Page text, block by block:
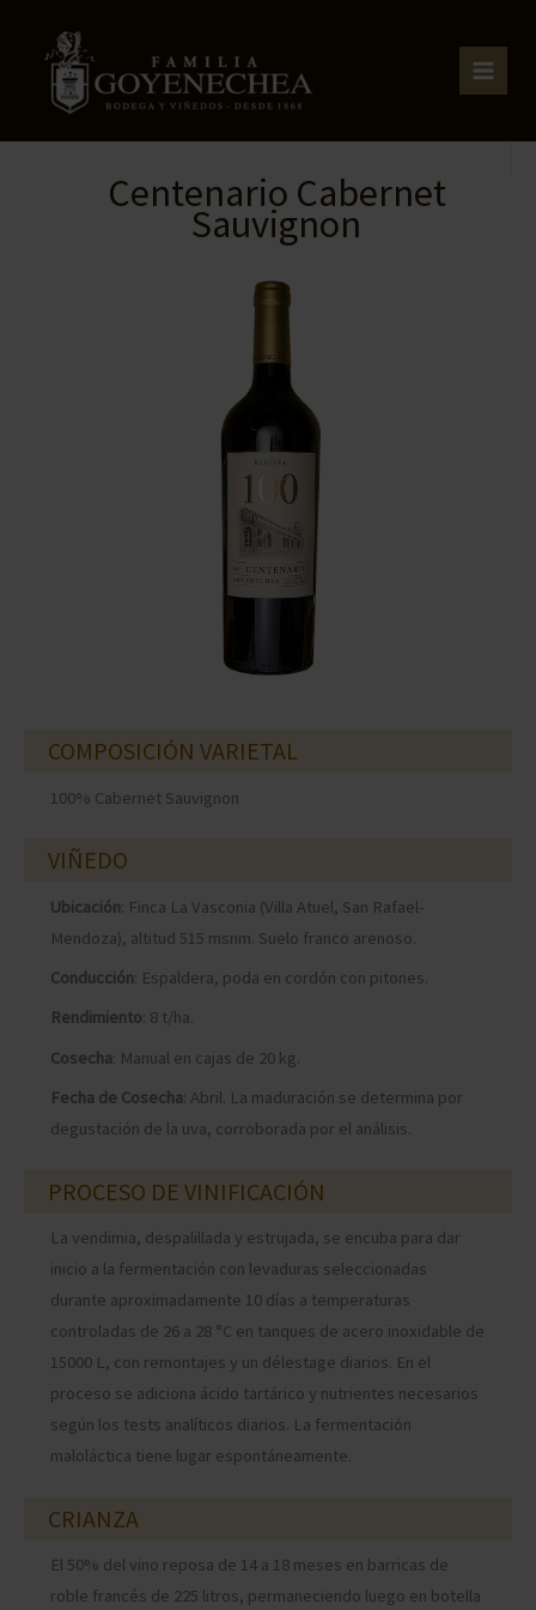
contenido
Centenario Cabernet
Sauvignon
COMPOSICIÓN VARIETAL
100% Cabernet Sauvignon
VIÑEDO
Ubicación: Finca La Vasconia (Villa Atuel, San Rafael-
Mendoza), altitud 515 msnm. Suelo franco arenoso.
Conducción: Espaldera, poda en cordón con pitones.
Rendimiento: 8 t/ha.
Cosecha: Manual en cajas de 20 kg.
Fecha de Cosecha: Abril. La maduración se determina por
degustación de la uva, corroborada por el análisis.
PROCESO DE VINIFICACIÓN
La vendimia, despalillada y estrujada, se encuba para dar
inicio a la fermentación con levaduras seleccionadas
durante aproximadamente 10 días a temperaturas
controladas de 26 a 28 °C en tanques de acero inoxidable de
15000 L, con remontajes y un délestage diarios. En el
proceso se adiciona ácido tartárico y nutrientes necesarios
según los tests analíticos diarios. La fermentación
maloláctica tiene lugar espontáneamente.
CRIANZA
El 50% del vino reposa de 14 a 18 meses en barricas de
roble francés de 225 litros, permaneciendo luego en botella